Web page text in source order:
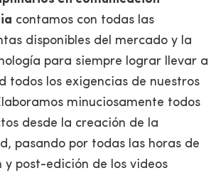
contamos con todas las
disponibles del mercado y la
para siempre lograr llevar a
todos los exigencias de nuestros
minuciosamente todos
desde la creación de la
pasando por todas las horas de
y post-edición de los videos